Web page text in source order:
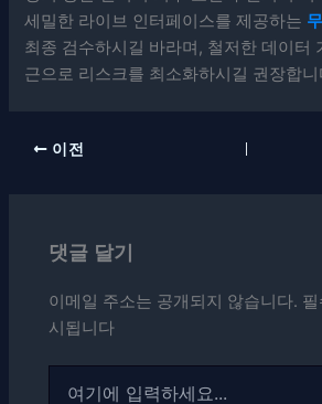
세밀한 라이브 인터페이스를 제공하는
최종 검수하시길 바라며, 철저한 데이터
근으로 리스크를 최소화하시길 권장합니
이전
댓글 달기
이메일 주소는 공개되지 않습니다.
시됩니다